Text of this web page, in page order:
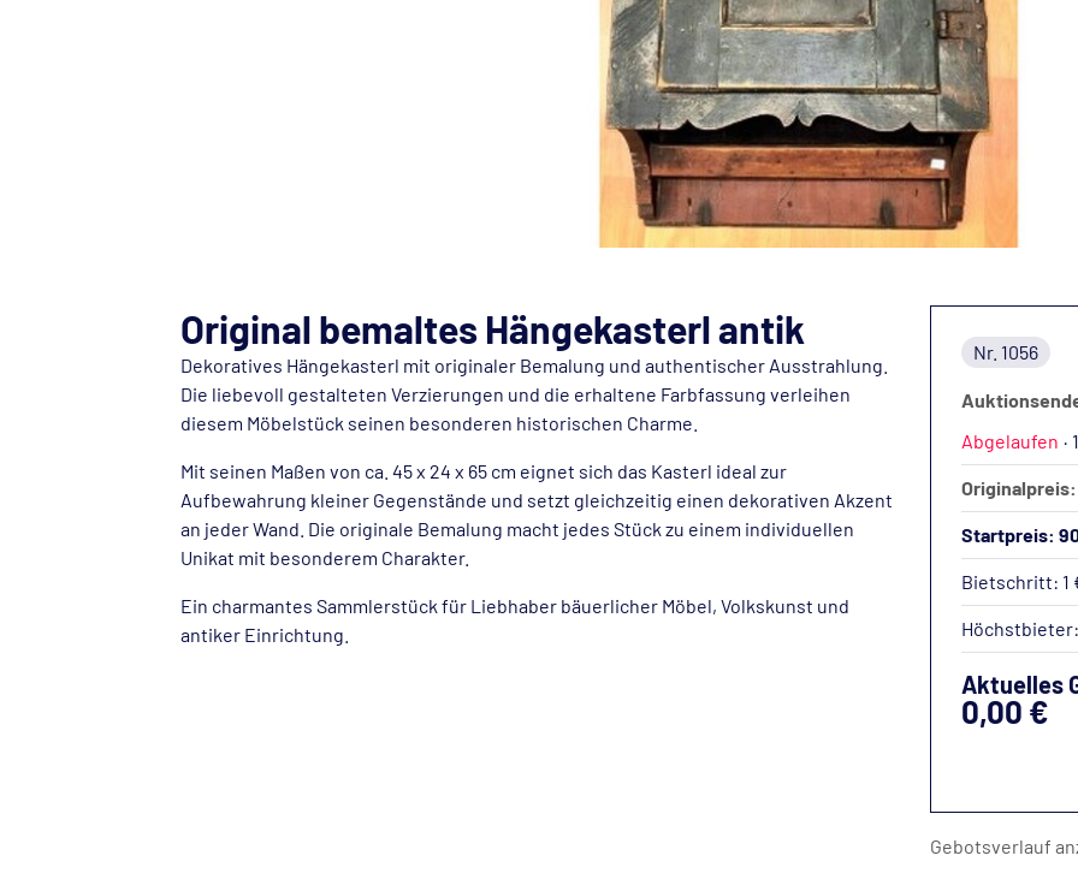
Nr. 1056
Abgelaufen ·
Startpreis:
Bietschritt: 1
Aktuelles
0,00 €
Gebotsverlauf
Original bemaltes Hängekasterl antik
Dekoratives Hängekasterl mit originaler Bemalung und authentischer Ausstrahlung.
Die liebevoll gestalteten Verzierungen und die erhaltene Farbfassung verleihen
diesem Möbelstück seinen besonderen historischen Charme.
Mit seinen Maßen von ca. 45 x 24 x 65 cm eignet sich das Kasterl ideal zur
Aufbewahrung kleiner Gegenstände und setzt gleichzeitig einen dekorativen Akzent
an jeder Wand. Die originale Bemalung macht jedes Stück zu einem individuellen
Unikat mit besonderem Charakter.
Ein charmantes Sammlerstück für Liebhaber bäuerlicher Möbel, Volkskunst und
antiker Einrichtung.